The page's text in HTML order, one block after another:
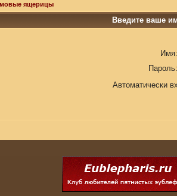
ящерицы
Введите ваше
Имя:
Пароль:
Автоматически